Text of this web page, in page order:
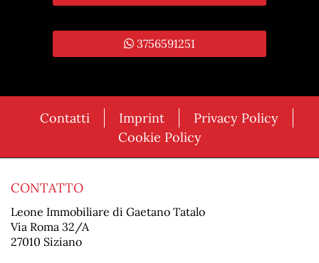
3756591251
Contatti Imprint
Privacy Policy
Cookie Policy
CONTATTO
Leone Immobiliare di Gaetano Tatalo
Via Roma 32/A
27010 Siziano